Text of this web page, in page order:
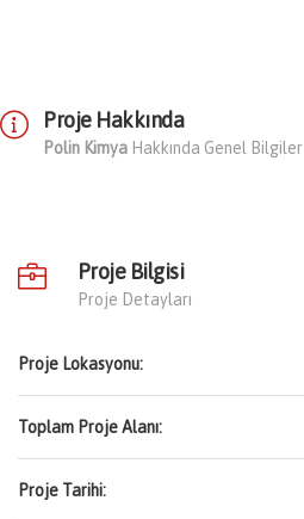
Proje Hakkında
Polin Kimya Hakkında Genel Bilgiler
Proje Bilgisi
Proje Detayları
Proje Lokasyonu:
Toplam Proje Alanı:
Proje Tarihi: